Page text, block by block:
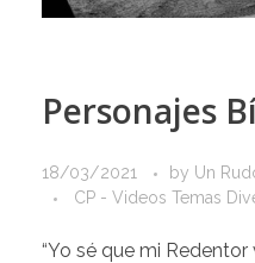
Personajes
18/03/2021 by Un
CP - Videos Temas
“Yo sé que mi